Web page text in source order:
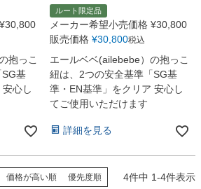
¥30,800
抱っこ
基
心し
ルート限定品
メーカー希望小売価格 ¥30,800
販売価格 ¥30,800税込
エールベベ(ailebebe）の抱っこ
紐は、2つの安全基準「SG基
準・EN基準」をクリア 安心し
てご使用いただけます
詳細を見る
価格が高い順 優先度順 4件中 1-4件表示